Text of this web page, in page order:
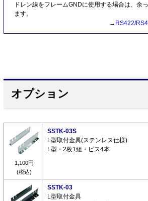
ドレン線をフレームGNDに使用する場合は、余
ます。
→ RS422/
オプション
1,100円
(税込)
SSTK-03S
L型取付金具(ステンレス仕様)
L型・2枚1組・ビス4本
SSTK-03
L型取付金具